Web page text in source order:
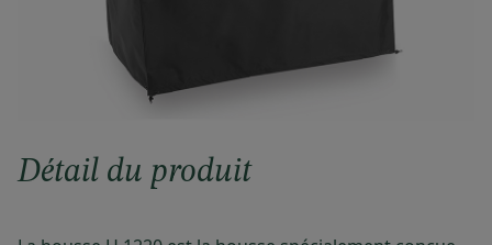
Détail du produit